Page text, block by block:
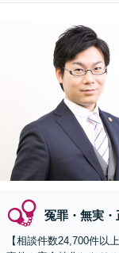
冤罪・無実・
【相談件数24,700件以